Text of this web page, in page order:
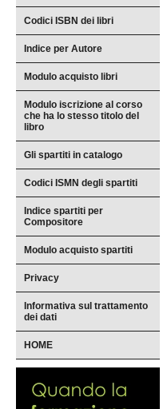
Codici ISBN dei libri
Indice per Autore
Modulo acquisto libri
Modulo iscrizione al corso
che ha lo stesso titolo del
libro
Gli spartiti in catalogo
Codici ISMN degli spartiti
Indice spartiti per
Compositore
Modulo acquisto spartiti
Privacy
Informativa sul trattamento
dei dati
HOME